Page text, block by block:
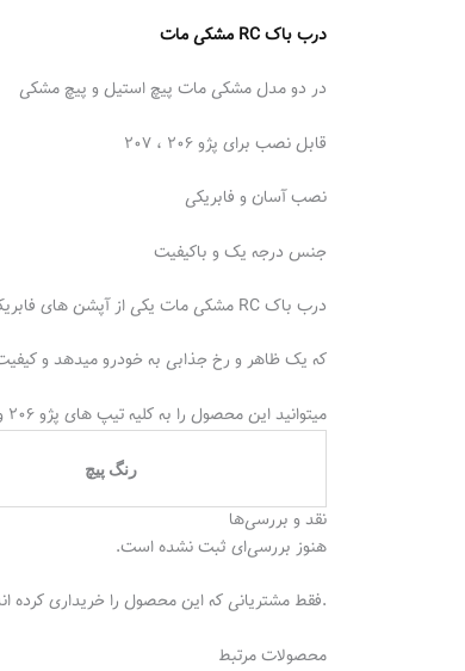
درب باک RC مشکی مات
در دو‌ مدل مشکی مات پیچ استیل و پیچ مشکی
قابل نصب برای پژو ۲۰۶ ، ۲۰۷
نصب آسان و فابریکی
جنس درجه یک و باکیفیت
درب باک RC مشکی مات یکی از آپشن های فابریک پژو ۲۰۶RC میباشد;
که یک ظاهر و رخ جذابی به خودرو میدهد و
میتوانید این محصول را به کلیه تیپ های پژو ۲۰۶ و ۲۰۷ بصورت فابریکی نصب کنید و از جلوه زیبایی آن لذت ببرید.
رنگ پیچ
نقد و بررسی‌ها
هنوز بررسی‌ای ثبت نشده است.
.فقط مشتریانی که این محصول را خریداری کرده
محصولات مرتبط